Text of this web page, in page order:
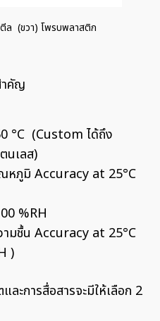
ล (ขวา) โพรบพลาสติก
ำคัญ
°C (Custom ได้ถึง
นเลส)
หภูมิ Accuracy at 25°C
%RH
ามชื้น Accuracy at 25°C
)
ะการสื่อสารจะมีให้เลือก 2